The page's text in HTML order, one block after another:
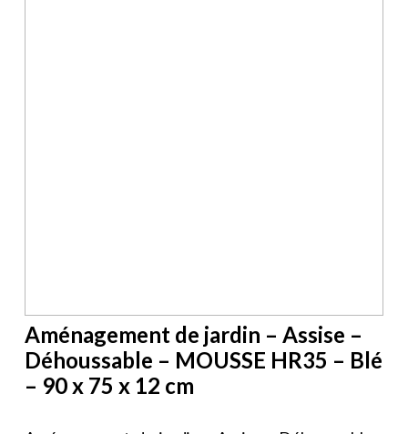
Aménagement de jardin – Assise –
Déhoussable – MOUSSE HR35 – Blé
– 90 x 75 x 12 cm